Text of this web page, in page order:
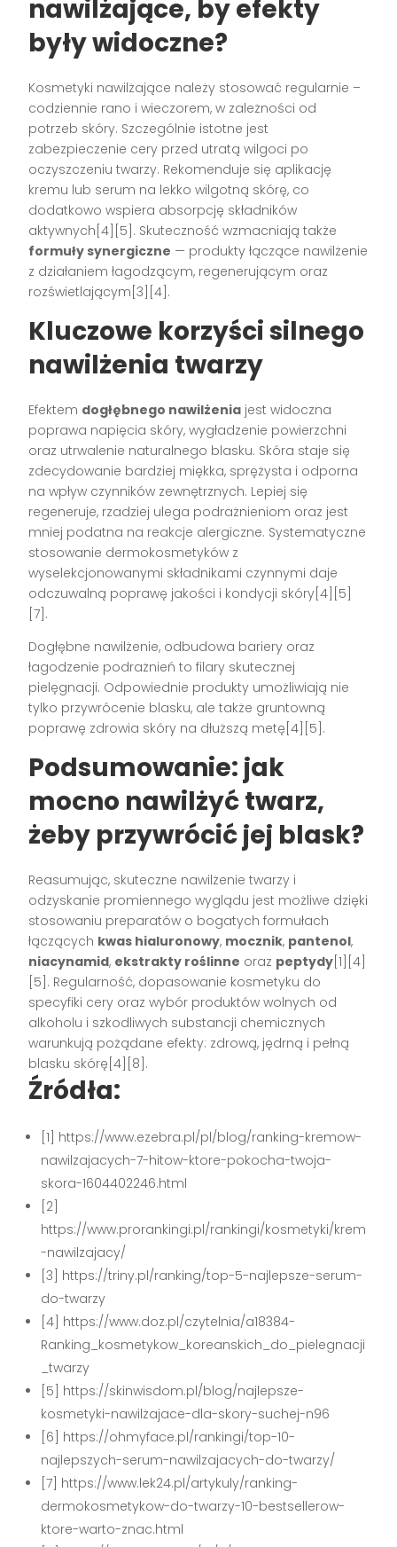
nawilżające, by efekty
były widoczne?
Kosmetyki nawilżające należy stosować regularnie –
codziennie rano i wieczorem, w zależności od
potrzeb skóry. Szczególnie istotne jest
zabezpieczenie cery przed utratą wilgoci po
oczyszczeniu twarzy. Rekomenduje się aplikację
kremu lub serum na lekko wilgotną skórę, co
dodatkowo wspiera absorpcję składników
aktywnych[4][5]. Skuteczność wzmacniają także
formuły synergiczne — produkty łączące nawilżenie
z działaniem łagodzącym, regenerującym oraz
rozświetlającym[3][4].
Kluczowe korzyści silnego
nawilżenia twarzy
Efektem dogłębnego nawilżenia jest widoczna
poprawa napięcia skóry, wygładzenie powierzchni
oraz utrwalenie naturalnego blasku. Skóra staje się
zdecydowanie bardziej miękka, sprężysta i odporna
na wpływ czynników zewnętrznych. Lepiej się
regeneruje, rzadziej ulega podrażnieniom oraz jest
mniej podatna na reakcje alergiczne. Systematyczne
stosowanie dermokosmetyków z
wyselekcjonowanymi składnikami czynnymi daje
odczuwalną poprawę jakości i kondycji skóry[4][5]
[7].
Dogłębne nawilżenie, odbudowa bariery oraz
łagodzenie podrażnień to filary skutecznej
pielęgnacji. Odpowiednie produkty umożliwiają nie
tylko przywrócenie blasku, ale także gruntowną
poprawę zdrowia skóry na dłuższą metę[4][5].
Podsumowanie: jak
mocno nawilżyć twarz,
żeby przywrócić jej blask?
Reasumując, skuteczne nawilżenie twarzy i
odzyskanie promiennego wyglądu jest możliwe dzięki
stosowaniu preparatów o bogatych formułach
łączących kwas hialuronowy, mocznik, pantenol,
niacynamid, ekstrakty roślinne oraz peptydy [1][4]
[5]. Regularność, dopasowanie kosmetyku do
specyfiki cery oraz wybór produktów wolnych od
alkoholu i szkodliwych substancji chemicznych
warunkują pożądane efekty: zdrową, jędrną i pełną
blasku skórę[4][8].
Źródła:
[1] https://www.ezebra.pl/pl/blog/ranking-kremow-
nawilzajacych-7-hitow-ktore-pokocha-twoja-
skora-1604402246.html
[2]
https://www.prorankingi.pl/rankingi/kosmetyki/krem
-nawilzajacy/
[3] https://triny.pl/ranking/top-5-najlepsze-serum-
do-twarzy
[4] https://www.doz.pl/czytelnia/a18384-
Ranking_kosmetykow_koreanskich_do_pielegnacji
_twarzy
[5] https://skinwisdom.pl/blog/najlepsze-
kosmetyki-nawilżajace-dla-skory-suchej-n96
[6] https://ohmyface.pl/rankingi/top-10-
najlepszych-serum-nawilzajacych-do-twarzy/
[7] https://www.lek24.pl/artykuly/ranking-
dermokosmetykow-do-twarzy-10-bestsellerow-
ktore-warto-znac.html